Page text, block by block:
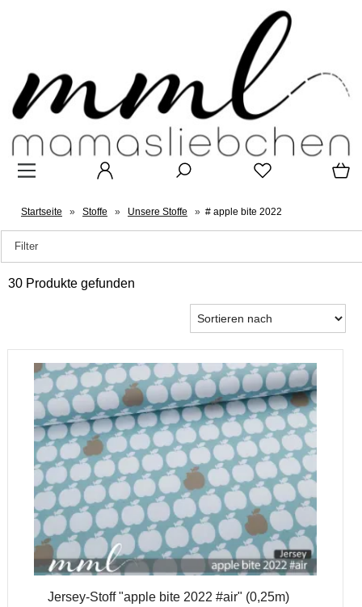
Startseite » Stoffe » Unsere Stoffe » # apple bite 2022
Filter
30 Produkte gefunden
Jersey-Stoff "apple bite 2022 #air" (0,25m)